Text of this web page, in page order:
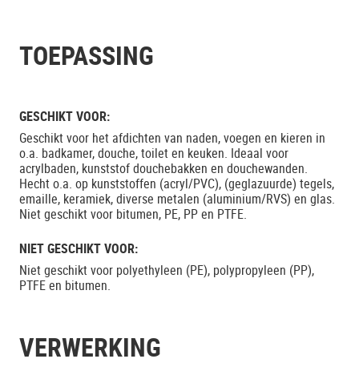
TOEPASSING
GESCHIKT VOOR:
Geschikt voor het afdichten van naden, voegen en kieren in
o.a. badkamer, douche, toilet en keuken. Ideaal voor
acrylbaden, kunststof douchebakken en douchewanden.
Hecht o.a. op kunststoffen (acryl/PVC), (geglazuurde) tegels,
emaille, keramiek, diverse metalen (aluminium/RVS) en glas.
Niet geschikt voor bitumen, PE, PP en PTFE.
NIET GESCHIKT VOOR:
Niet geschikt voor polyethyleen (PE), polypropyleen (PP),
PTFE en bitumen.
VERWERKING